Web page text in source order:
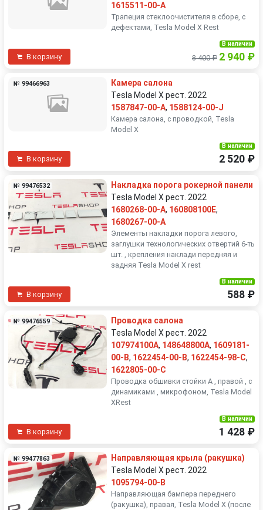
1615511-00-A
Трапеция стеклоочистителя в сборе, с
дефектами, Tesla Model X Rest
В корзину
В наличии
8 400 ₽ 2 940 ₽
№ 99466963
Камера салона
Tesla Model X рест. 2022
1587847-00-A, 1588124-00-J
Камера салона, с проводкой, Tesla
Model X
В корзину
В наличии
2 520 ₽
№ 99476532
Накладка порога рокерной панели
Tesla Model X рест. 2022
1680268-00-A, 160808100E,
1680267-00-A
Элементы накладки порога левого,
заглушки технологических отвертий 6-ть
шт. , крепления наклади передняя и
задняя Tesla Model X rest
В корзину
В наличии
588 ₽
№ 99476559
Проводка салона
Tesla Model X рест. 2022
107974100A, 148648800A, 1609181-
00-B, 1622454-00-B, 1622454-98-C,
1622805-00-C
Проводка обшивки стойки А , правой , с
динамиками , микрофоном, Tesla Model
XRest
В корзину
В наличии
1 428 ₽
№ 99477863
Направляющая крыла (ракушка)
Tesla Model X рест. 2022
1095794-00-B
Направляющая бампера переднего
(ракушка), правая, Tesla Model X (после